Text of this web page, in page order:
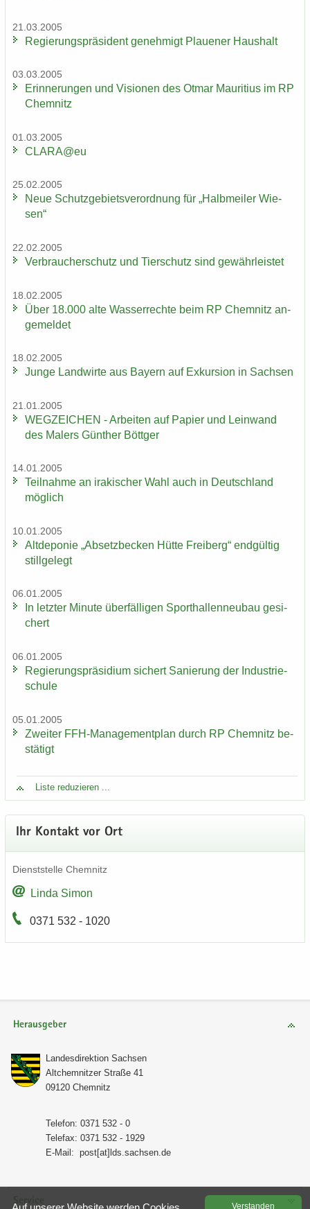
21.03.2005
Re­gie­rungs­prä­si­dent ge­neh­migt Plaue­ner Haus­halt
03.03.2005
Er­in­ne­run­gen und Vi­sio­nen des Otmar Mau­ri­ti­us im RP
Chem­nitz
01.03.2005
CLARA@eu
25.02.2005
Neue Schutz­ge­biets­ver­ord­nung für „Halb­mei­ler Wie­
sen“
22.02.2005
Ver­brau­cher­schutz und Tier­schutz sind ge­währ­leis­tet
18.02.2005
Über 18.000 alte Was­ser­rech­te beim RP Chem­nitz an­
ge­mel­det
18.02.2005
Junge Land­wir­te aus Bay­ern auf Ex­kur­si­on in Sach­sen
21.01.2005
WEG­ZEI­CHEN - Ar­bei­ten auf Pa­pier und Lein­wand
des Ma­lers Gün­ther Bött­ger
14.01.2005
Teil­nah­me an ira­ki­scher Wahl auch in Deutsch­land
mög­lich
10.01.2005
Alt­de­po­nie „Ab­setz­be­cken Hütte Frei­berg“ end­gül­tig
still­ge­legt
06.01.2005
In letz­ter Mi­nu­te über­fäl­li­gen Sport­hal­len­neu­bau ge­si­
chert
06.01.2005
Re­gie­rungs­prä­si­di­um si­chert Sa­nie­rung der In­dus­trie­
schu­le
05.01.2005
Zwei­ter FFH-​Managementplan durch RP Chem­nitz be­
stä­tigt
Liste re­du­zie­ren ...
Ihr Kon­takt vor Ort
Dienst­stel­le Chem­nitz
Linda Simon
0371 532 - 1020
Herausgeber
Lan­des­di­rek­ti­on Sach­sen
Alt­chem­nit­zer Stra­ße 41
09120 Chem­nitz
Te­le­fon: 0371 532 - 0
Te­le­fax: 0371 532 - 1929
E-​Mail: post[at]lds.sach­sen.de
Ver­stan­den